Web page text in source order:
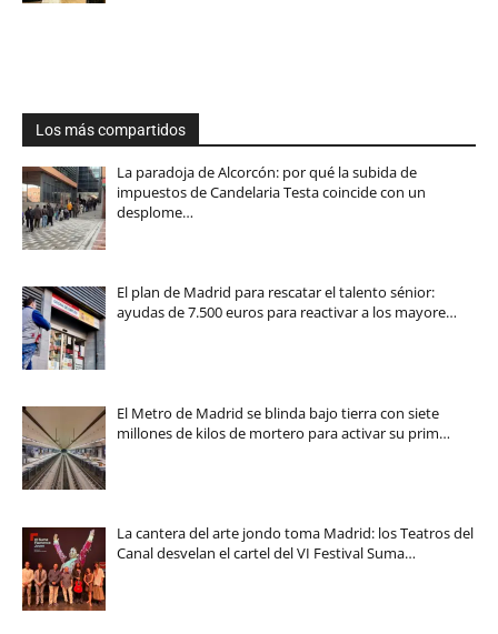
Los más compartidos
La paradoja de Alcorcón: por qué la subida de
impuestos de Candelaria Testa coincide con un
desplome…
El plan de Madrid para rescatar el talento sénior:
ayudas de 7.500 euros para reactivar a los mayore…
El Metro de Madrid se blinda bajo tierra con siete
millones de kilos de mortero para activar su prim…
La cantera del arte jondo toma Madrid: los Teatros del
Canal desvelan el cartel del VI Festival Suma…